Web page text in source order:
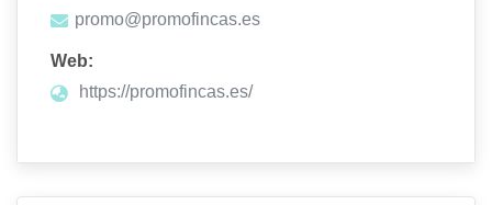
promo@promofincas.es
Web:
https://promofincas.es/